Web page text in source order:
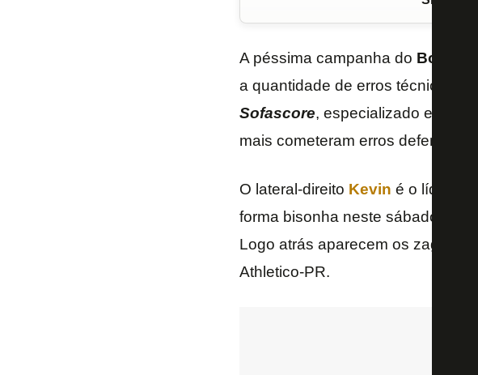
A péssima campanha do
a quantidade de erros técnicos
Sofascore, especializado em
mais cometeram erros defensivos
O lateral-direito Kevin é o líder
forma bisonha neste sábado, em
Logo atrás aparecem os zagueiros
Athletico-PR.